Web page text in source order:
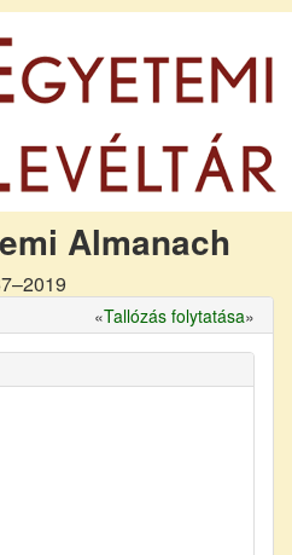
Almanach
«Tallózás folytatása»